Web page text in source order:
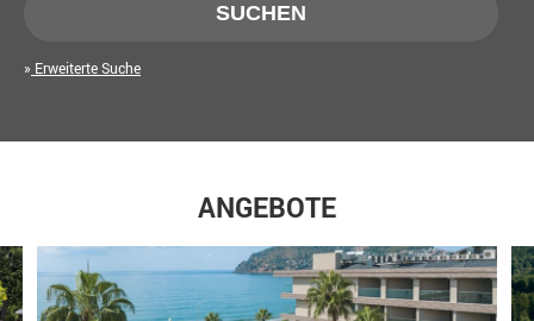
SUCHEN
Erweiterte Suche
ANGEBOTE